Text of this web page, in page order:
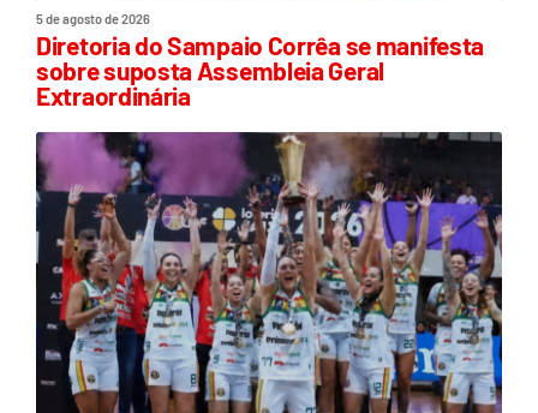
5 de agosto de 2026
Diretoria do Sampaio Corrêa se manifesta
sobre suposta Assembleia Geral
Extraordinária